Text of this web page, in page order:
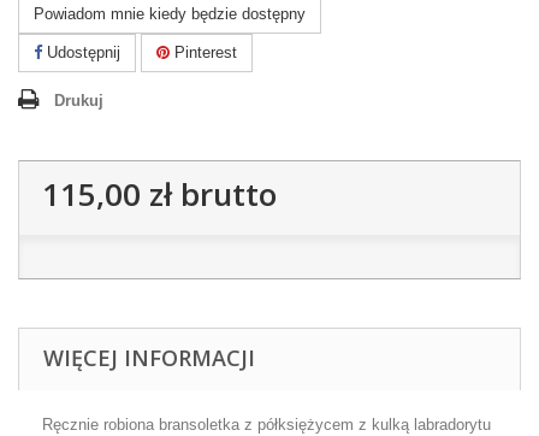
Powiadom mnie kiedy będzie dostępny
Udostępnij Pinterest
Drukuj
115,00 złbrutto
WIĘCEJ INFORMACJI
Ręcznie robiona bransoletka z półksiężycem z kulką labradorytu